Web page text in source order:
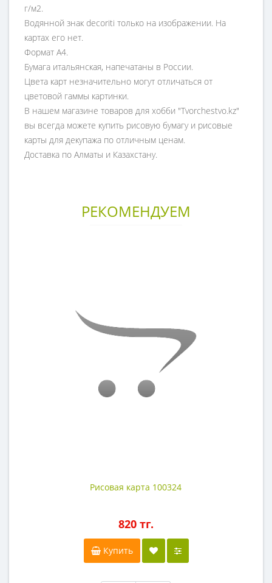
г/м2.
Водянной знак decoriti только на изображении. На
картах его нет.
Формат А4.
Бумага итальянская, напечатаны в России.
Цвета карт незначительно могут отличаться от
цветовой гаммы картинки.
В нашем магазине товаров для хобби "Tvorchestvo.kz"
вы всегда можете купить рисовую бумагу и рисовые
карты для декупажа по отличным ценам.
Доставка по Алматы и Казахстану.
РЕКОМЕНДУЕМ
Рисовая карта 100324
820 тг.
Купить